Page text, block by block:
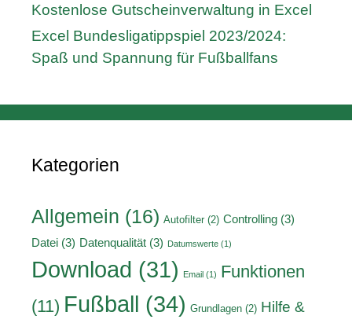
Kostenlose Gutscheinverwaltung in Excel
Excel Bundesligatippspiel 2023/2024:
Spaß und Spannung für Fußballfans
Kategorien
Allgemein (16) Autofilter (2) Controlling (3)
Datei (3) Datenqualität (3) Datumswerte (1)
Download (31) Email (1) Funktionen
(11) Fußball (34) Grundlagen (2) Hilfe &